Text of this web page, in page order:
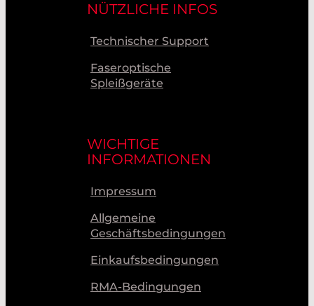
NÜTZLICHE INFOS
Technischer Support
Faseroptische
Spleißgeräte
WICHTIGE
INFORMATIONEN
Impressum
Allgemeine
Geschäftsbedingungen
Einkaufsbedingungen
RMA-Bedingungen